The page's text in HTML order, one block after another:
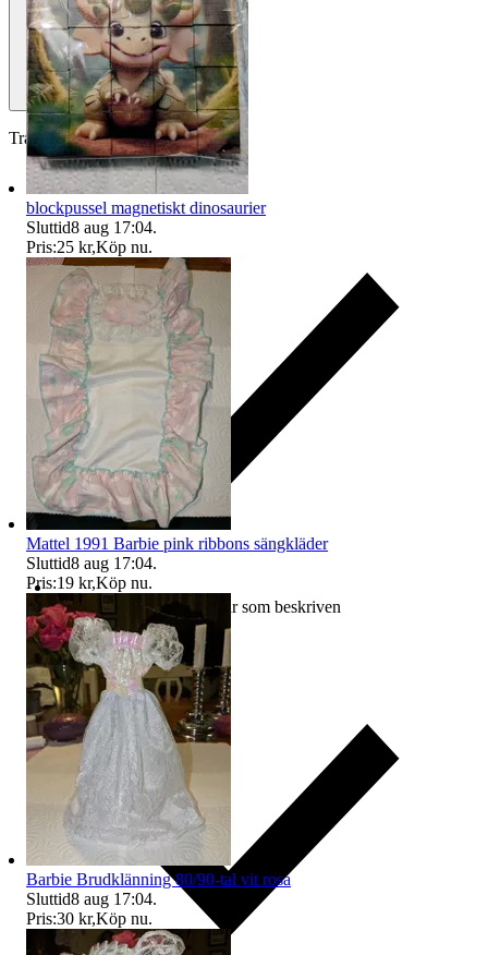
Traderas köparskydd
Ersättning om varan inte är som beskriven
blockpussel magnetiskt dinosaurier
Sluttid8 aug 17:04.
Pris:25 kr,Köp nu.
Mattel 1991 Barbie pink ribbons sängkläder
Sluttid8 aug 17:04.
Pris:19 kr,Köp nu.
Barbie Brudklänning 80/90-tal vit rosa
Sluttid8 aug 17:04.
Pris:30 kr,Köp nu.